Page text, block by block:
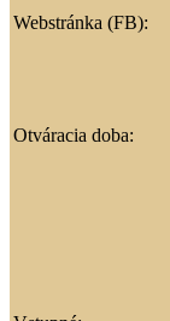
Webstránka (FB):
Otváracia doba: